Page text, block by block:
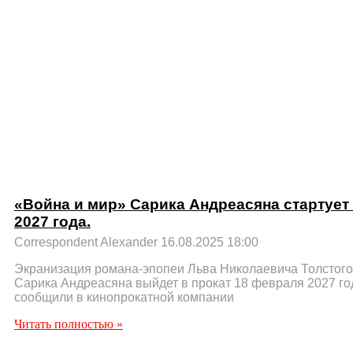
«Война и мир» Сарика Андреасяна
2027 года.
Correspondent Alexander 16.08.2025 18:00
Экранизация романа-эпопеи Льва Николаевича
Сарика Андреасяна выйдет в прокат 18 февраля 2027
сообщили в кинопрокатной компании
Читать полностью »